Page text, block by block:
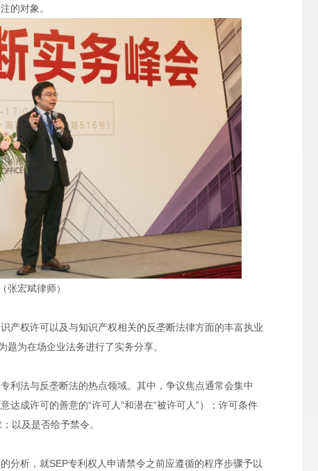
的对象。
（张宏斌律师）
产权许可以及与知识产权相关的反垄断法律方面的丰富执业
为在场企业法务进行了实务分享。
利法与反垄断法的热点领域。其中，争议焦点通常会集中
达成许可的善意的“许可人”和潜在“被许可人”）；许可条件
以及是否给予禁令。
分析，就SEP专利权人申请禁令之前应遵循的程序步骤予以